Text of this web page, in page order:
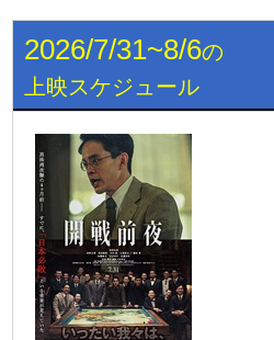
2026/7/31~8/6の
上映スケジュール